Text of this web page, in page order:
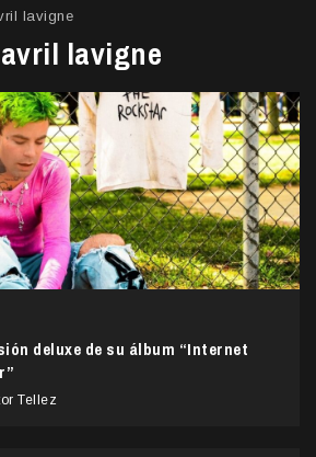
lavigne
lavigne
deluxe de su álbum “Internet
Tellez